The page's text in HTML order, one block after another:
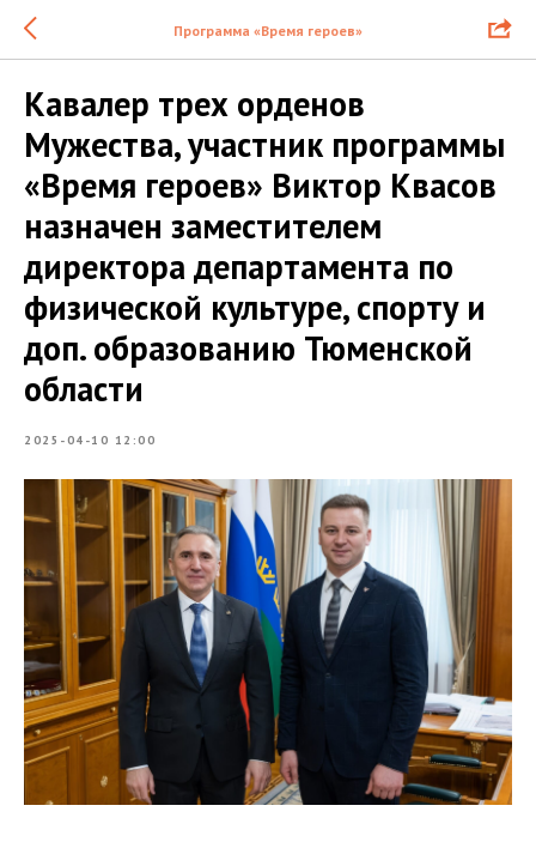
Программа «Время героев»
Кавалер трех орденов
Мужества, участник программы
«Время героев» Виктор Квасов
назначен заместителем
директора департамента по
физической культуре, спорту и
доп. образованию Тюменской
области
2025-04-10 12:00